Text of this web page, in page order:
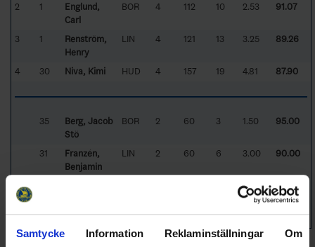
Samtycke Information Reklaminställningar Om
2 1
Englund,
Carl
BOR 4 112 10 2.53 91.07
3 1
Renström,
Henry
LIN 4 121 13 3.25 89.26
4 30 Niva, Kimi HUD 4 157 19 4.81 87.90
35
Berg, Jacob
Stö
BOR 2 60 3 1.50 95.00
31
Franzén,
Benjamin
LIN 2 60 6 3.00 90.00
5.54 85.71
25 Wallin, Albin HUD 2 75 11 5.50
85.33
Sorted by higherSaves%and lowerGoalAgainstAverage per 60